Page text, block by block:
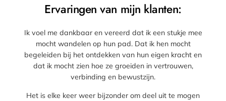
Ervaringen van mijn klanten:
Ik voel me dankbaar en vereerd dat ik een stukje mee
mocht wandelen op hun pad. Dat ik hen mocht
begeleiden bij het ontdekken van hun eigen kracht en
dat ik mocht zien hoe ze groeiden in vertrouwen,
verbinding en bewustzijn.
Het is elke keer weer bijzonder om deel uit te mogen